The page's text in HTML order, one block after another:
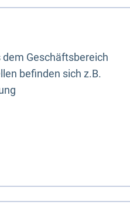
Geschäftsbereich
befinden sich z.B.